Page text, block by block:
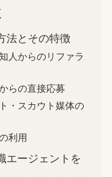
法とその特徴
人からのリファラ
らの直接応募
・スカウト媒体の
利用
エージェントを